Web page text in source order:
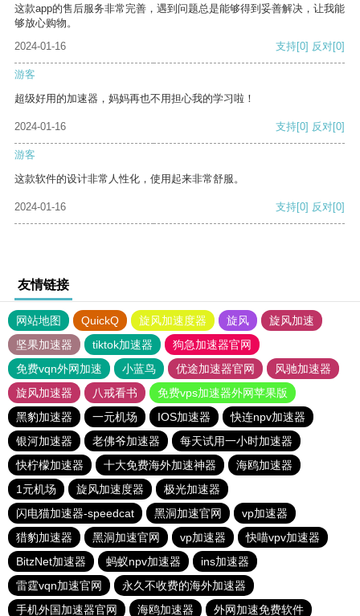
这款app的售后服务非常完善，遇到问题总是能够得到妥善解决，让我能
够放心购物。
2024-01-16
支持[0] 反对[0]
游客
超级好用的加速器，妈妈再也不用担心我的学习啦！
2024-01-16 支持[0] 反对[0]
游客
这款软件的设计非常人性化，使用起来非常舒服。
2024-01-16 支持[0] 反对[0]
友情链接
网站地图 QuickQ 旋风加速度器 旋风
旋风加速
坚果加速器
tiktok加速器
狗急加速器官网
免费vqn外网加速
小蓝鸟 优途加速器官网
风驰加速器
旋风加速器
八戒看书
免费vps加速器外网苹果版
黑豹加速器
一元机场 IOS加速器
快连npv加速器
银河加速器
老佛爷加速器
每天试用一小时加速器
快柠檬加速器
十大免费海外加速神器
海鸥加速器
1元机场
旋风加速度器
极光加速器
闪电猫加速器-speedcat
黑洞加速官网
vp加速器
猎豹加速器
黑洞加速官网 vp加速器
快喵vpv加速器
BitzNet加速器
蚂蚁npv加速器
ins加速器
雷霆vqn加速官网
永久不收费的海外加速器
手机外国加速器官网
海鸥加速器 外网加速免费软件